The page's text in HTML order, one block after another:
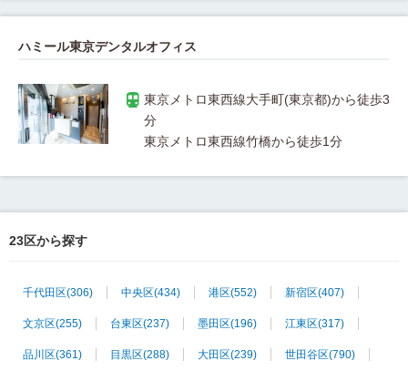
ハミール東京デンタルオフィス
東京メトロ東西線大手町(東京都)から徒歩3
23区から探す
千代田区(306) 中央区(434) 港区(552) 新宿区(407)
文京区(255) 台東区(237) 墨田区(196) 江東区(317)
品川区(361) 目黒区(288) 大田区(239) 世田谷区(790)